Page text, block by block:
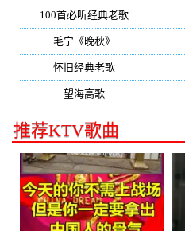
100首必听经典老歌
毛宁《晚秋》
怀旧经典老歌
望海高歌
推荐KTV歌曲